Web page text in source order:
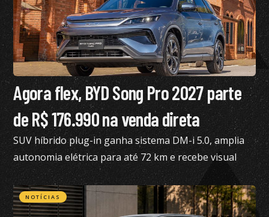
Agora flex, BYD Song Pro 2027 parte
de R$ 176.990 na venda direta
SUV híbrido plug-in ganha sistema DM-i 5.0, amplia
autonomia elétrica para até 72 km e recebe visual
renovado
NOTÍCIAS